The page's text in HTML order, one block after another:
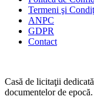
Termeni şi
ANPC
GDPR
Contact
Casă de licitaţii
documentelor de epocă.